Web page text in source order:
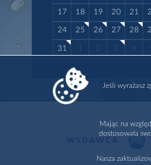
17 18 19 20 21
24 25 26 27 28
31 1 2 3 4
Jeśli wyrażasz
Mając na
dostosowała
Nasza